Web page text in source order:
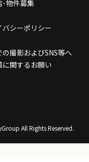
･物件募集
バシーポリシー
の撮影およびSNS等へ
に関するお願い
All Rights Reserved.